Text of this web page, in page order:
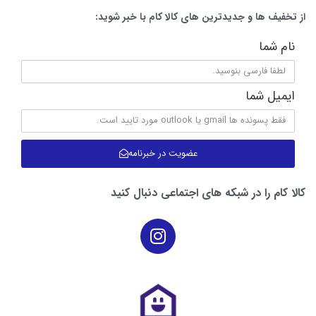
دارای دکمه‌های چراغ‌دار
سانتی‌متر
خروج اتوماتیک نان پس از اتمام کار
دارای عملکرد گرم‌کردن مجدد
قابلیت گرم‌کردن نان‌های حجیم
مبدا برند ایتالیا
از تخفیف ها و جدیدترین های کالا کام با خبر شوید:
نام شما
ایمیل شما
عضویت در خبرنامه
کالا کام را در شبکه های اجتماعی دنبال کنید